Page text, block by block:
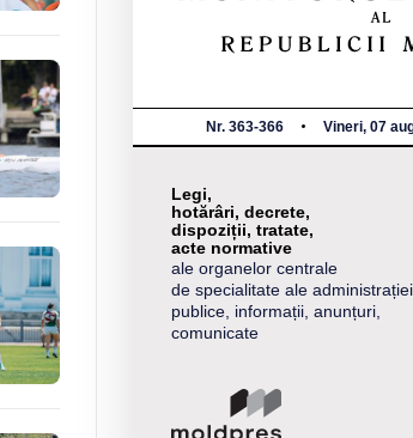
Nr. 363-366 Vineri, 07
Legi,
hotărâri, decrete,
dispoziții, tratate,
acte normative
ale organelor centrale
de specialitate ale administrației
publice, informații, anunțuri,
comunicate